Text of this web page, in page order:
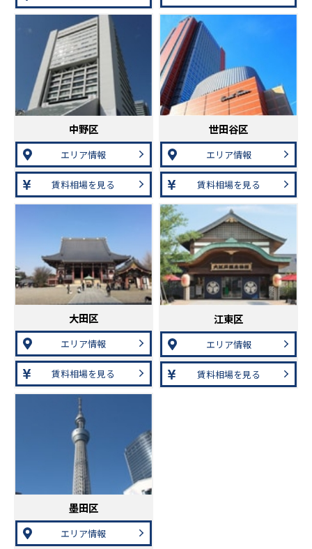
中野区
エリア情報
賃料相場を見る
世田谷区
エリア情報
賃料相場を見る
大田区
エリア情報
賃料相場を見る
江東区
エリア情報
賃料相場を見る
墨田区
エリア情報